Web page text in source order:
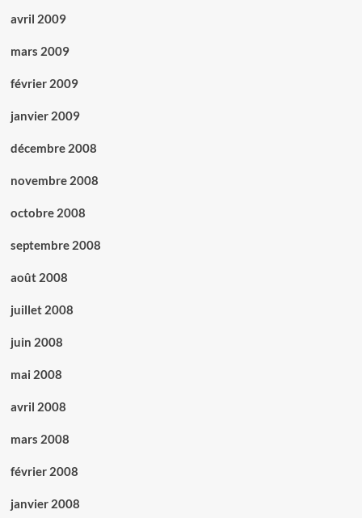
avril 2009
mars 2009
février 2009
janvier 2009
décembre 2008
novembre 2008
octobre 2008
septembre 2008
août 2008
juillet 2008
juin 2008
mai 2008
avril 2008
mars 2008
février 2008
janvier 2008